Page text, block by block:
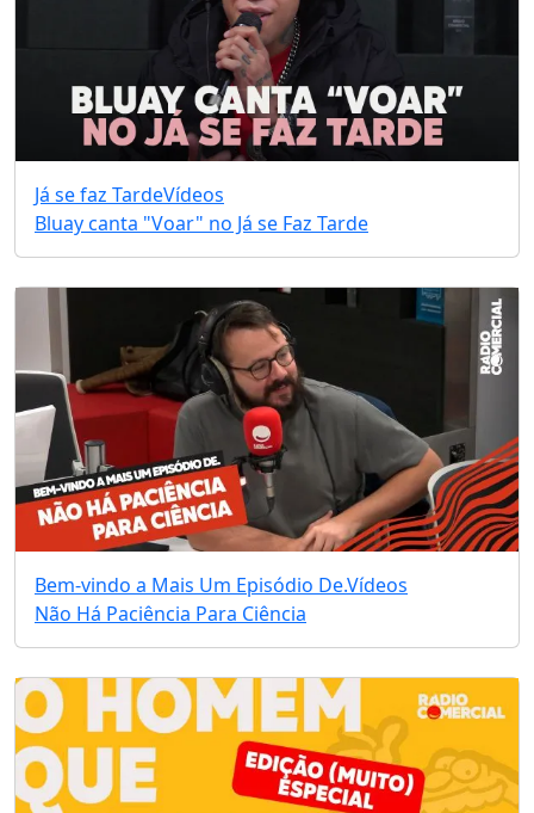
Já se faz TardeVídeos
Bluay canta "Voar" no Já se Faz Tarde
Bem-vindo a Mais Um Episódio De.Vídeos
Não Há Paciência Para Ciência